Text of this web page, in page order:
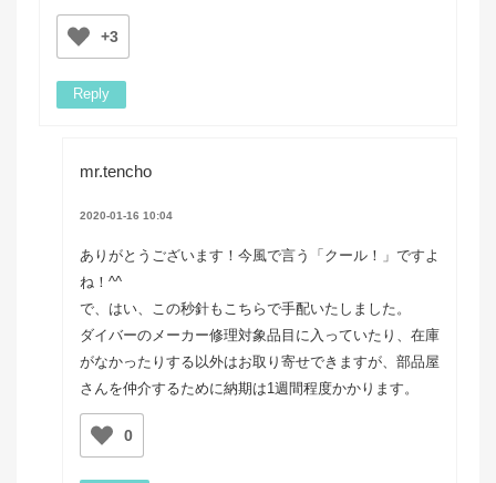
+3
Reply
mr.tencho
2020-01-16 10:04
ありがとうございます！今風で言う「クール！」ですよ
ね！^^
で、はい、この秒針もこちらで手配いたしました。
ダイバーのメーカー修理対象品目に入っていたり、在庫
がなかったりする以外はお取り寄せできますが、部品屋
さんを仲介するために納期は1週間程度かかります。
0